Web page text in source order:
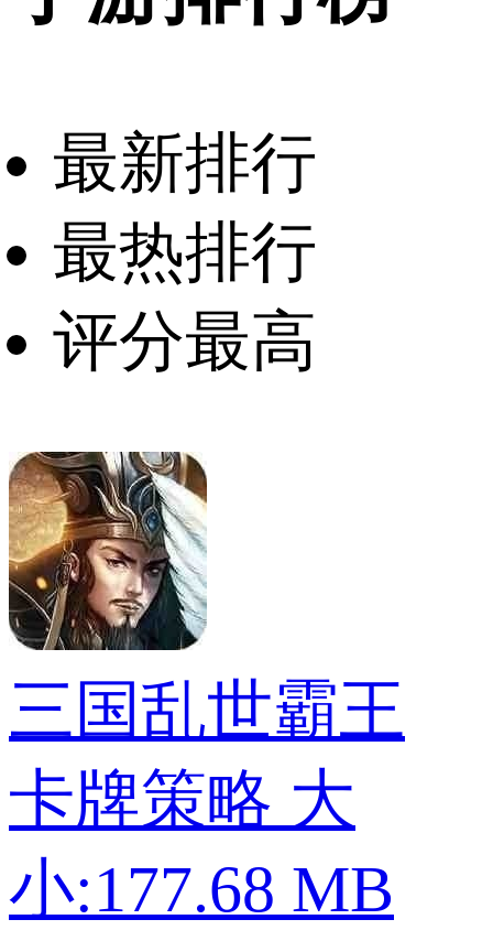
最新排行
最热排行
评分最高
三国乱世霸王
卡牌策略 大
小:177.68 MB